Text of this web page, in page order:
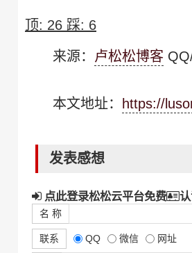
顶: 26 踩: 6
来源： 卢松松博客
本文地址： https://
发表感想
点此登录松松云平台免费
名 称
联系 QQ 微信 网址